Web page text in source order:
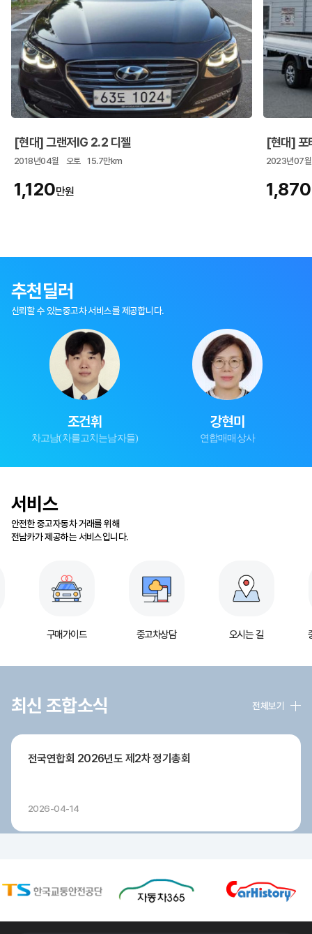
[현대] 그랜저IG 2.2 디젤
2018년04월 오토 15.7만km
1,120만원
[현대] 포
2023년07월
1,870
추천딜러
신뢰할 수 있는중고차 서비스를 제공합니다.
조건휘
차고남(차를고치는남자들)
강현미
연합매매상사
서비스
안전한 중고자동차 거래를 위해
전남카가 제공하는 서비스입니다.
구매가이드 중고차상담 오시는 길
최신 조합소식 전체보기
전국연합회 2026년도 제2차 정기총회
2026-04-14